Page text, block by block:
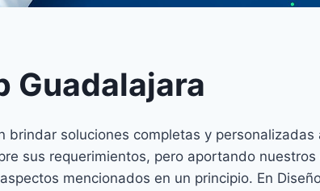
Guadalajara
soluciones completas y
sus requerimientos, pero aportando
mencionados en un principio. En